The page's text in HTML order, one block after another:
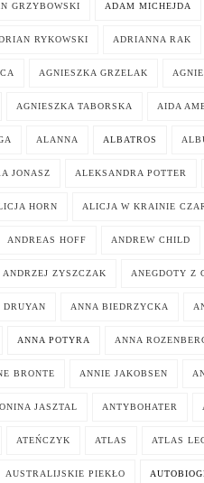
GRZYBOWSKI ADAM MICHEJDA
RYKOWSKI ADRIANNA RAK
AGNIESZKA GRZELAK
AGNIESZKA TABORSKA AIDA
ALANNA ALBATROS
JONASZ ALEKSANDRA POTTER
HORN ALICJA W KRAINIE
ANDREAS HOFF ANDREW CHILD
ANDRZEJ ZYSZCZAK ANEGDOTY Z
DRUYAN ANNA BIEDRZYCKA
ANNA POTYRA ANNA
BRONTE ANNIE JAKOBSEN
JASZTAL ANTYBOHATER
ATEŃCZYK ATLAS ATLAS
AUSTRALIJSKIE PIEKŁO